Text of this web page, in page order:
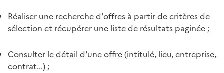
Réaliser une recherche d'offres à partir de critères de
sélection et récupérer une liste de résultats paginée ;
Consulter le détail d'une offre (intitulé, lieu, entreprise,
contrat...) ;